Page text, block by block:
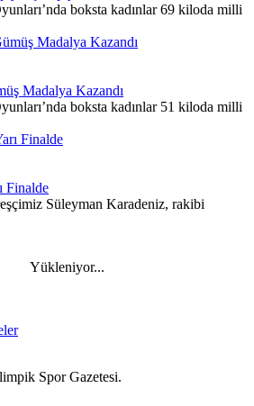
boksta kadınlar 69 kiloda milli
Madalya Kazandı
boksta kadınlar 51 kiloda milli
Finalde
Süleyman Karadeniz, rakibi
Yükleniyor...
Spor Gazetesi.